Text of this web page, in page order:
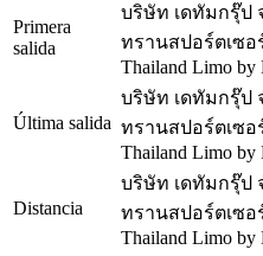
Primera
salida
บริษัท เดทัมกรุ๊ป
ทรานสปอร์ตเซอร์
Thailand Limo by
Última salida
บริษัท เดทัมกรุ๊ป
ทรานสปอร์ตเซอร์
Thailand Limo by
Distancia
บริษัท เดทัมกรุ๊ป
ทรานสปอร์ตเซอร์
Thailand Limo by